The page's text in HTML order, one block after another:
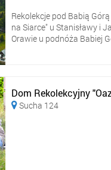
Rekolekcje pod Babią
na Siarce" u Stanisławy i
Orawie u podnóża Babiej
Dom Rekolekcyjny
Sucha 124